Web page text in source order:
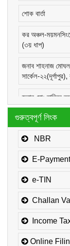
শোক বার্তা
কর অঞ্চল-
(৩য় ধাপ)
জনাব শাহনাজ
সার্কেল-
জনাব মোঃ হাবিবুর
সার্কেল-
জনাব মোঃ
কমিশনারের
গুরুত্বপূর্ণ লিংক
NBR
E-Payment
e-TIN
Challan
Income
Online